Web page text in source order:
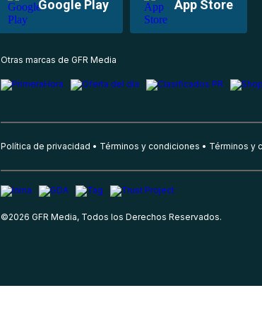
Google Play App Store
Otras marcas de GFR Media
Política de privacidad Términos y condiciones Términos y
©2026 GFR Media, Todos los Derechos Reservados.